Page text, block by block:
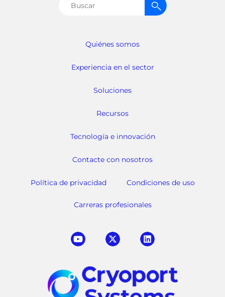
Quiénes somos
Experiencia en el sector
Soluciones
Recursos
Tecnología e innovación
Contacte con nosotros
Política de privacidad Condiciones de uso
Carreras profesionales
Buscar: